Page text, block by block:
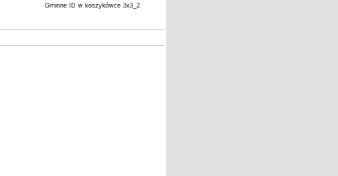
Gminne ID w koszykówce 3x3_2